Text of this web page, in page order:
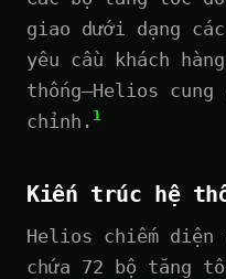
giao dưới dạng
yêu cầu khách
thống—Helios
chỉnh. 1
Kiến trúc hệ
Helios chiếm
chứa 72 bộ tăng